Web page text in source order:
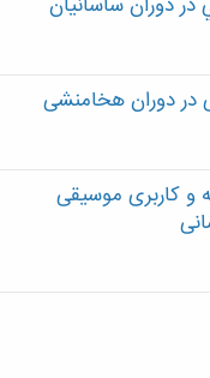
در دوران هخامنشی
و کاربری موسیقی